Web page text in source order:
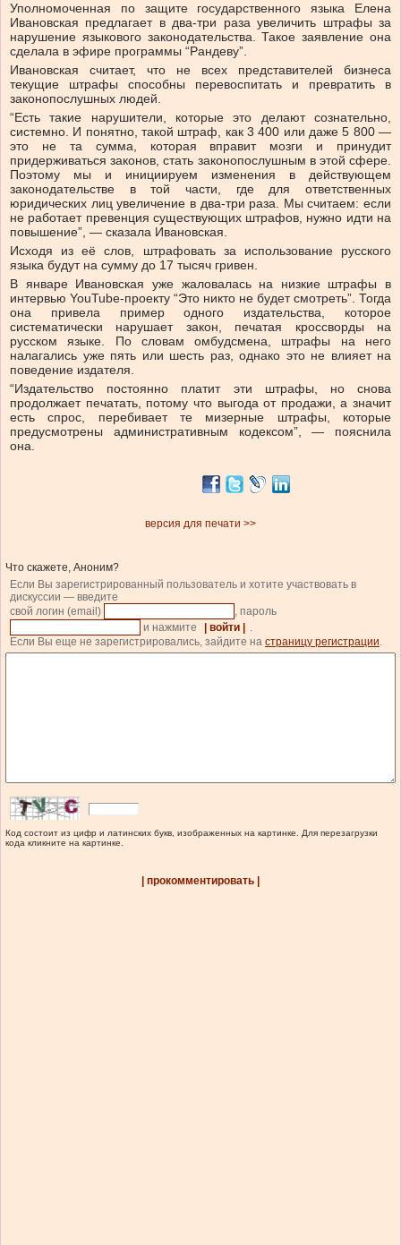
Уполномоченная по защите государственного языка Елена
Ивановская предлагает в два-три раза увеличить штрафы за
нарушение языкового законодательства. Такое заявление она
сделала в эфире программы “Рандеву”.
Ивановская считает, что не всех представителей бизнеса
текущие штрафы способны перевоспитать и превратить в
законопослушных людей.
“Есть такие нарушители, которые это делают сознательно,
системно. И понятно, такой штраф, как 3 400 или даже 5 800 —
это не та сумма, которая вправит мозги и принудит
придерживаться законов, стать законопослушным в этой сфере.
Поэтому мы и инициируем изменения в действующем
законодательстве в той части, где для ответственных
юридических лиц увеличение в два-три раза. Мы считаем: если
не работает превенция существующих штрафов, нужно идти на
повышение”, — сказала Ивановская.
Исходя из её слов, штрафовать за использование русского
языка будут на сумму до 17 тысяч гривен.
В январе Ивановская уже жаловалась на низкие штрафы в
интервью YouTube-проекту “Это никто не будет смотреть”. Тогда
она привела пример одного издательства, которое
систематически нарушает закон, печатая кроссворды на
русском языке. По словам омбудсмена, штрафы на него
налагались уже пять или шесть раз, однако это не влияет на
поведение издателя.
“Издательство постоянно платит эти штрафы, но снова
продолжает печатать, потому что выгода от продажи, а значит
есть спрос, перебивает те мизерные штрафы, которые
предусмотрены административным кодексом”, — пояснила
она.
версия для печати >>
Что скажете, Аноним?
Если Вы зарегистрированный пользователь и хотите участвовать в
дискуссии — введите
свой логин (email)
, пароль
и нажмите
| войти |
.
Если Вы еще не зарегистрировались, зайдите на страницу регистрации.
Код состоит из цифр и латинских букв, изображенных на картинке. Для перезагрузки
кода кликните на картинке.
| прокомментировать |